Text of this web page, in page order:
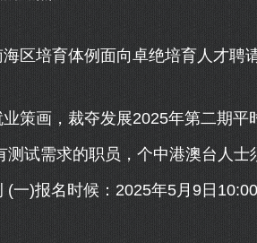
培育体例面向卓绝培育人才聘
画，裁夺发展2025年第二期平
测试需求的职员，个中港澳台人
(一)报名时候：2025年5月9日